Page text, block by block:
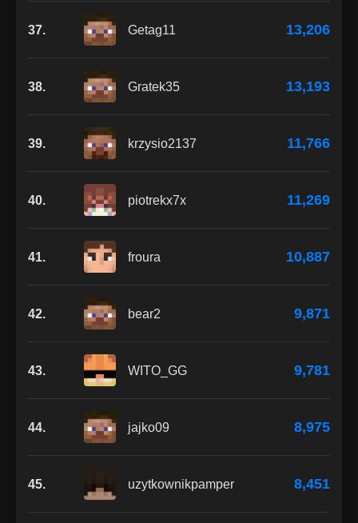
37. Getag11 13,206
38. Gratek35 13,193
39. krzysio2137 11,766
40. piotrekx7x 11,269
41. froura 10,887
42. bear2 9,871
43. WITO_GG 9,781
44. jajko09 8,975
45. uzytkownikpamper 8,451